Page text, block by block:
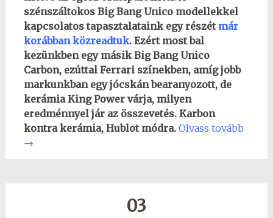
szénszáltokos Big Bang Unico modellekkel
kapcsolatos tapasztalataink egy részét már
korábban közreadtuk. Ezért most bal
kezünkben egy másik Big Bang Unico
Carbon, ezúttal Ferrari színekben, amíg jobb
markunkban egy jócskán bearanyozott, de
kerámia King Power várja, milyen
eredménnyel jár az összevetés. Karbon
kontra kerámia, Hublot módra. Olvass tovább
→
03